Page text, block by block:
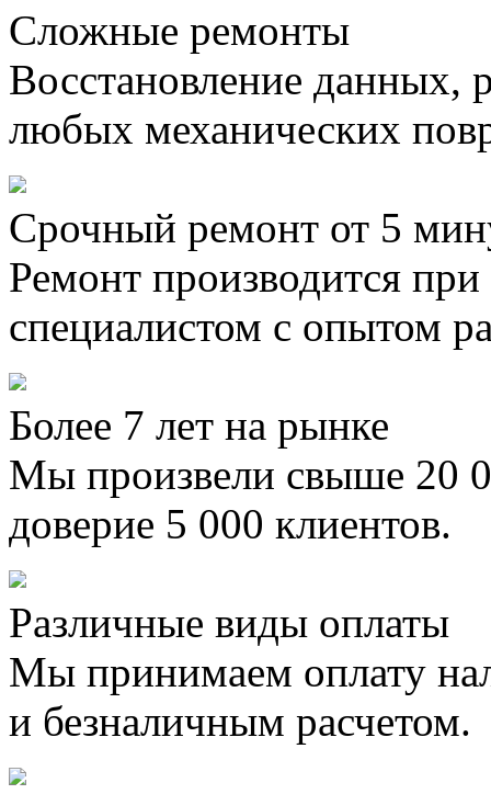
Сложные ремонты
Восстановление данных,
любых механических
Срочный ремонт от 5
Ремонт производится
специалистом с опытом
Более 7 лет на рынке
Мы произвели свыше 20
доверие 5 000 клиентов.
Различные виды оплаты
Мы принимаем оплату
и безналичным расчетом.